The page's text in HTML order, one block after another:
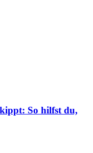
So hilfst du,